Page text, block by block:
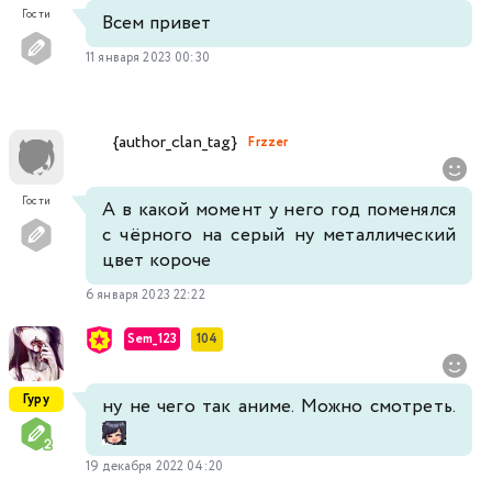
Гости Всем привет
11 января 2023 00:30
Гости
{author_clan_tag} Frzzer
А в какой момент у него год поменялся
с чёрного на серый ну металлический
цвет короче
6 января 2023 22:22
Гуру
Sem_123 104
ну не чего так аниме. Можно смотреть.
19 декабря 2022 04:20